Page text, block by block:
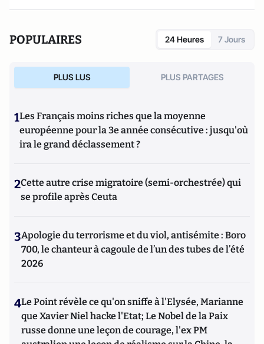
moment où se dessine, en France et dans le monde, un
"libéraux". Peut être suivi aussi sur
POPULAIRES 24 Heures 7 Jours
PLUS LUS PLUS PARTAGES
1Les Français moins riches que la moyenne
européenne pour la 3e année consécutive : jusqu'où
ira le grand déclassement ?
2Cette autre crise migratoire (semi-orchestrée) qui
se profile après Ceuta
3Apologie du terrorisme et du viol, antisémite : Boro
700, le chanteur à cagoule de l’un des tubes de l’été
2026
4Le Point révèle ce qu'on sniffe à l'Elysée, Marianne
que Xavier Niel hacke l'Etat; Le Nobel de la Paix
russe donne une leçon de courage, l'ex PM